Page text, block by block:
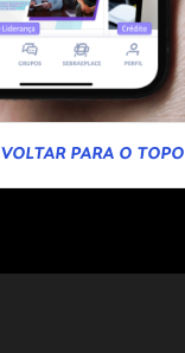
VOLTAR PARA O TOPO